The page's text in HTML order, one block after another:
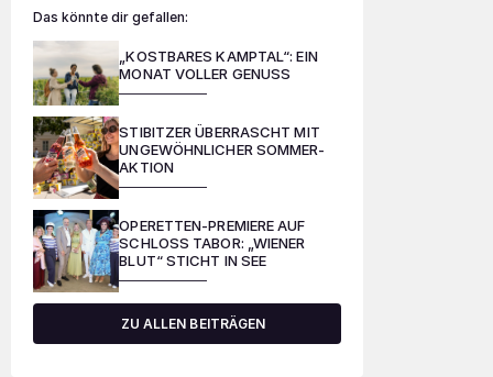
Das könnte dir gefallen:
„KOSTBARES KAMPTAL“: EIN
MONAT VOLLER GENUSS
STIBITZER ÜBERRASCHT MIT
UNGEWÖHNLICHER SOMMER-
AKTION
OPERETTEN-PREMIERE AUF
SCHLOSS TABOR: „WIENER
BLUT“ STICHT IN SEE
ZU ALLEN BEITRÄGEN